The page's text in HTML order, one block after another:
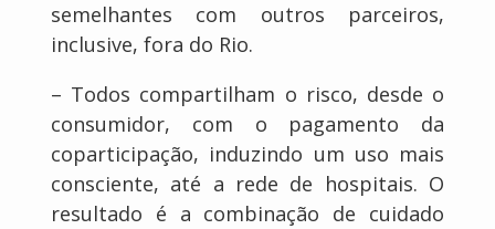
semelhantes com outros parceiros,
inclusive, fora do Rio.
– Todos compartilham o risco, desde o
consumidor, com o pagamento da
coparticipação, induzindo um uso mais
consciente, até a rede de hospitais. O
resultado é a combinação de cuidado